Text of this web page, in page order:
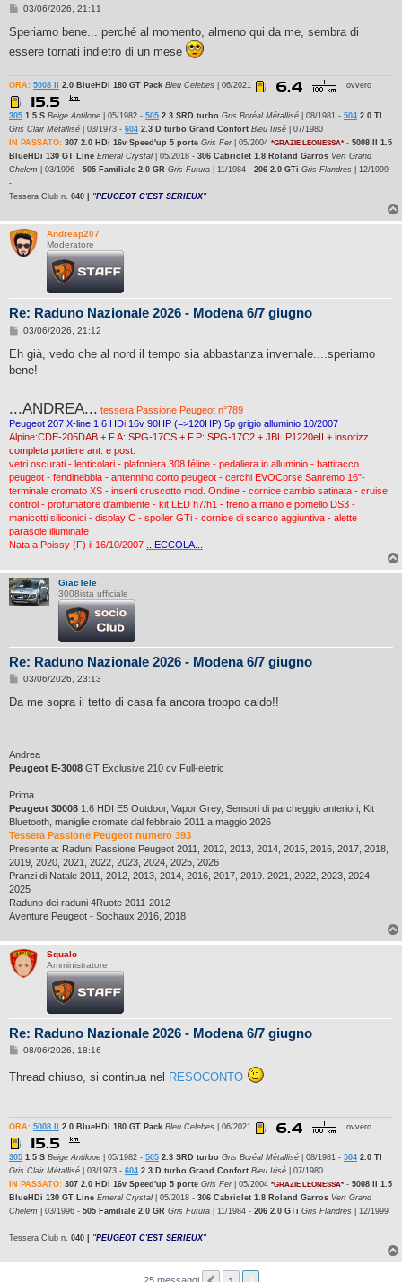
M
s
a
i
03/06/2026, 21:11
Speriamo bene... perché al momento, almeno qui da me, sembra di
essere tornati indietro di un mese
ORA: 5008 II 2.0 BlueHDi 180 GT Pack Bleu Celebes | 06/2021 ovvero
305 1.5 S Beige Antilope | 05/1982 - 505 2.3 SRD turbo Gris Boréal Métallisé | 08/1981 - 504 2.0 TI
Gris Clair Métallisé | 03/1973 - 604 2.3 D turbo Grand Confort Bleu Irisé | 07/1980
IN PASSATO: 307 2.0 HDi 16v Speed'up 5 porte Gris Fer| 05/2004 *GRAZIE LEONESSA* - 5008 II 1.5
BlueHDi 130 GT Line Emeral Crystal | 05/2018 - 306 Cabriolet 1.8 Roland Garros Vert Grand
Chelem | 03/1996 - 505 Familiale 2.0 GR Gris Futura | 11/1984 - 206 2.0 GTi Gris Flandres | 12/1999
-
Tessera Club n. 040 | "PEUGEOT C'EST SERIEUX"
Andreap207
Moderatore
Re: Raduno Nazionale 2026 - Modena 6/7 giugno
M
s
a
o
03/06/2026, 21:12
Eh già, vedo che al nord il tempo sia abbastanza invernale....speriamo
bene!
...ANDREA... tessera Passione Peugeot n°789
Peugeot 207 X-line 1.6 HDi 16v 90HP (=>120HP) 5p grigio alluminio 10/2007
Alpine:CDE-205DAB + F.A: SPG-17CS + F.P: SPG-17C2 + JBL P1220eII + insorizz.
completa portiere ant. e post.
vetri oscurati - lenticolari - plafoniera 308 féline - pedaliera in alluminio - battitacco
peugeot - fendinebbia - antennino corto peugeot - cerchi EVOCorse Sanremo 16"-
terminale cromato XS - inserti cruscotto mod. Ondine - cornice cambio satinata - cruise
control - profumatore d'ambiente - kit LED h7/h1 - freno a mano e pomello DS3 -
manicotti siliconici - display C - spoiler GTi - cornice di scarico aggiuntiva - alette
parasole illuminate
Nata a Poissy (F) il 16/10/2007
...ECCOLA...
GiacTele
3008ista ufficiale
Re: Raduno Nazionale 2026 - Modena 6/7 giugno
M
s
i
03/06/2026, 23:13
Da me sopra il tetto di casa fa ancora troppo caldo!!
Andrea
Peugeot E-3008 GT Exclusive 210 cv Full-eletric
Prima
Peugeot 30008 1.6 HDI E5 Outdoor, Vapor Grey, Sensori di parcheggio anteriori, Kit
Bluetooth, maniglie cromate dal febbraio 2011 a maggio 2026
Tessera Passione Peugeot numero 393
Presente a: Raduni Passione Peugeot 2011, 2012, 2013, 2014, 2015, 2016, 2017, 2018,
2019, 2020, 2021, 2022, 2023, 2024, 2025, 2026
Pranzi di Natale 2011, 2012, 2013, 2014, 2016, 2017, 2019. 2021, 2022, 2023, 2024,
2025
Raduno dei raduni 4Ruote 2011-2012
Aventure Peugeot - Sochaux 2016, 2018
Squalo
Amministratore
Re: Raduno Nazionale 2026 - Modena 6/7 giugno
M
s
i
08/06/2026, 18:16
Thread chiuso, si continua nel RESOCONTO
ORA: 5008 II 2.0 BlueHDi 180 GT Pack Bleu Celebes | 06/2021 ovvero
305 1.5 S Beige Antilope | 05/1982 - 505 2.3 SRD turbo Gris Boréal Métallisé | 08/1981 - 504 2.0 TI
Gris Clair Métallisé | 03/1973 - 604 2.3 D turbo Grand Confort Bleu Irisé | 07/1980
IN PASSATO: 307 2.0 HDi 16v Speed'up 5 porte Gris Fer| 05/2004 *GRAZIE LEONESSA* - 5008 II 1.5
BlueHDi 130 GT Line Emeral Crystal | 05/2018 - 306 Cabriolet 1.8 Roland Garros Vert Grand
Chelem | 03/1996 - 505 Familiale 2.0 GR Gris Futura | 11/1984 - 206 2.0 GTi Gris Flandres | 12/1999
-
Tessera Club n. 040 | "PEUGEOT C'EST SERIEUX"